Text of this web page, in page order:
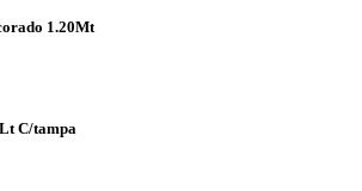
1.20Mt
C/tampa